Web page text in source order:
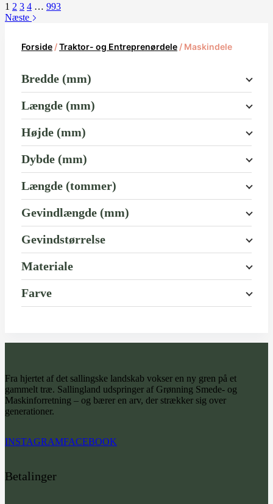
1 2 3 4 … 993
Næste
Forside /Traktor- og Entreprenørdele / Maskindele
Bredde (mm)
Længde (mm)
Højde (mm)
Dybde (mm)
Længde (tommer)
Gevindlængde (mm)
Gevindstørrelse
Materiale
Farve
Fra hjertet af det sallingske landskab vokser en ny gren på et
gammelt træ. Sallingland udspringer af Grønning Smede- og
Maskinforretning – og bærer en arv, der strækker sig over
generationer.
INSTAGRAMFACEBOOK
Betalinger